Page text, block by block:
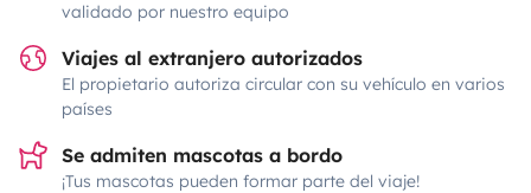
validado por nuestro equipo
Viajes al extranjero autorizados
El propietario autoriza circular con su vehículo en varios
países
Se admiten mascotas a bordo
¡Tus mascotas pueden formar parte del viaje!